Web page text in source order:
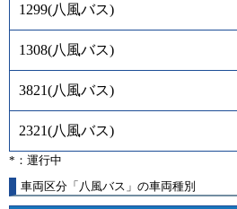
1299(八風バス)
1308(八風バス)
3821(八風バス)
2321(八風バス)
*：運行中
車両区分「八風バス」の車両種別